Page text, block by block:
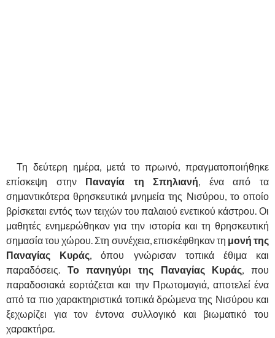
Τη δεύτερη ημέρα, μετά το πρωινό, πραγματοποιήθηκε
επίσκεψη στην Παναγία τη Σπηλιανή , ένα από τα
σημαντικότερα θρησκευτικά μνημεία της Νισύρου, το οποίο
βρίσκεται εντός των τειχών του παλαιού ενετικού κάστρου. Οι
μαθητές ενημερώθηκαν για την ιστορία και τη θρησκευτική
σημασία του χώρου. Στη συνέχεια, επισκέφθηκαν τη μονή της
Παναγίας Κυράς , όπου γνώρισαν τοπικά έθιμα και
παραδόσεις. Το πανηγύρι της Παναγίας Κυράς , που
παραδοσιακά εορτάζεται και την Πρωτομαγιά, αποτελεί ένα
από τα πιο χαρακτηριστικά τοπικά δρώμενα της Νισύρου και
ξεχωρίζει για τον έντονα συλλογικό και βιωματικό του
χαρακτήρα.